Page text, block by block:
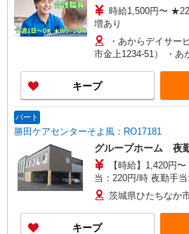
時給1,500円〜
増あり
・あからデイサー
市金上1234-51） ・あ
キープ
パート
勝田ケアセンターそよ風：RO17181
グループホーム 夜
【時給】1,420円〜 ▼給与詳細 処遇改善手
当：220円/時 夜勤手当:6,000円/
通勤手当 年末年始手当：380円/
回（6月・12月） ※業績による ※処
試用期間中(3ヶ月)は支
茨城県ひたちなか
キープ